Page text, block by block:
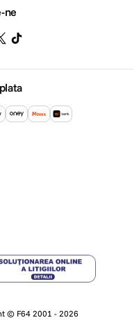
ne
© F64 2001 - 2026